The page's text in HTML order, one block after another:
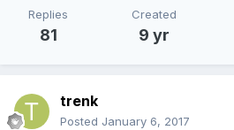
Replies
81
Created
9 yr
trenk
Posted January 6, 2017